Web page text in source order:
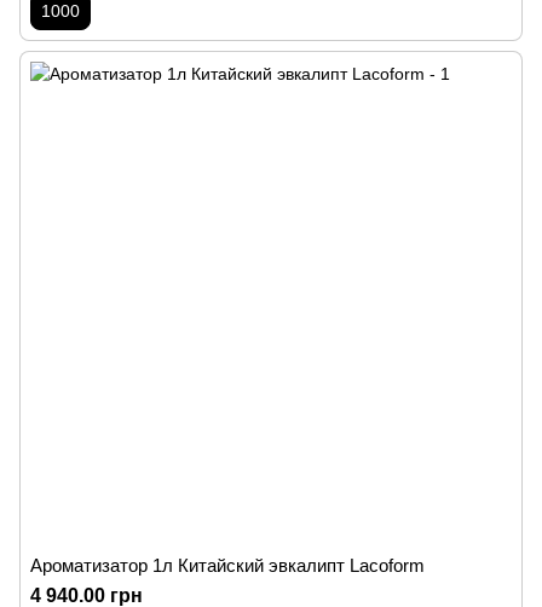
1000
Ароматизатор 1л Китайский эвкалипт Lacoform
4 940.00 грн